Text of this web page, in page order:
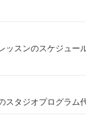
ッスンのスケジュー
スタジオプログラム